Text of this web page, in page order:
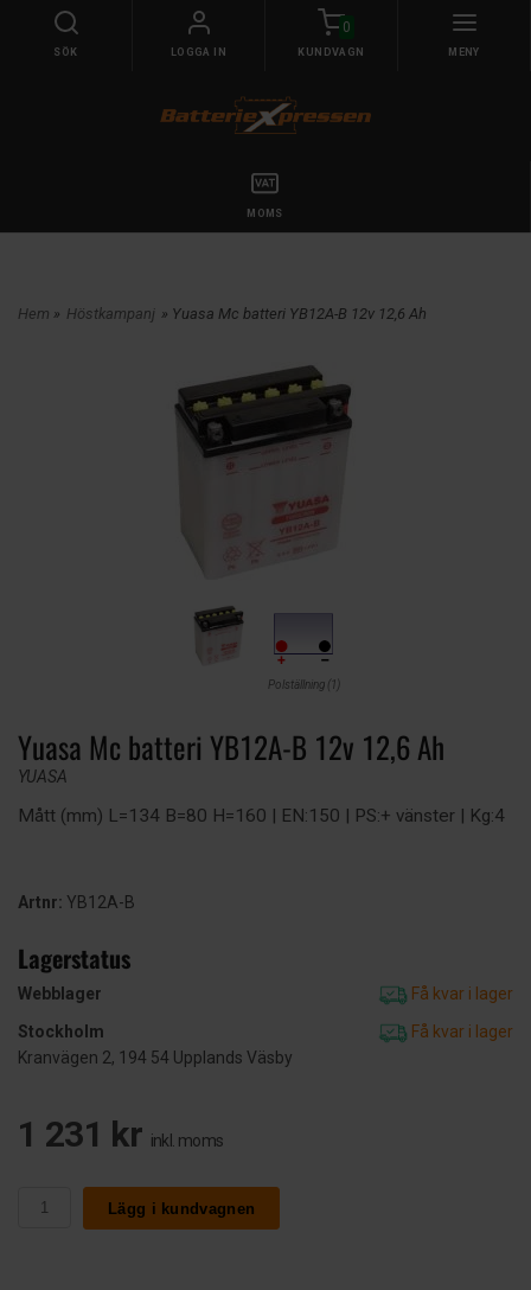
SÖK LOGGA IN
0
KUNDVAGN MENY
MOMS
Hem » Höstkampanj » Yuasa Mc batteri YB12A-B 12v 12,6 Ah
Polställning (1)
Yuasa Mc batteri YB12A-B 12v 12,6 Ah
YUASA
Mått (mm) L=134 B=80 H=160 | EN:150 | PS:+ vänster | Kg:4
Artnr: YB12A-B
Lagerstatus
Webblager
Få kvar i lager
Stockholm
Få kvar i lager
Kranvägen 2, 194 54 Upplands Väsby
1 231 kr inkl. moms
Lägg i kundvagnen